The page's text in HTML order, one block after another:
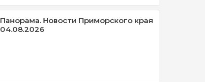
Панорама. Новости Приморского края
04.08.2026